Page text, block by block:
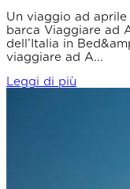
Un viaggio ad
barca Viaggiare ad
dell’Italia in
viaggiare ad A...
Leggi di più